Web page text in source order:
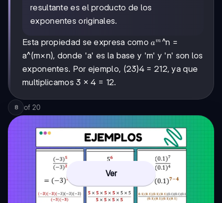
resultante es el producto de los
exponentes originales.
Esta propiedad se expresa comoa^m
am^n =
a^(m×n), donde 'a' es la base y 'm' y 'n' son los
exponentes. Por ejemplo, (23)4 = 212, ya que
multiplicamos 3 × 4 = 12.
8 of 20
Ver